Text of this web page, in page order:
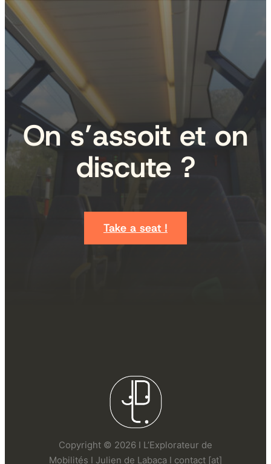
On s’assoit et on
discute ?
Take a seat !
Copyright © 2026 I L’Explorateur de
Mobilités I Julien de Labaca I contact [at]